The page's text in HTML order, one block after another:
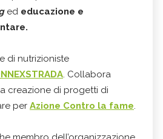
ed educazione e
di nutrizioniste
. Collabora
creazione di progetti di
per Azione Contro la fame.